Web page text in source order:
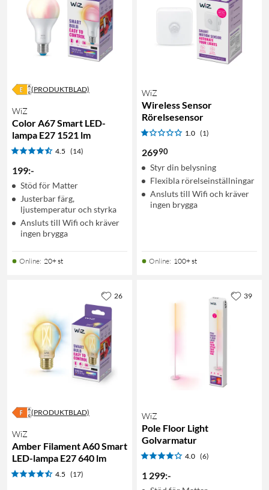
(PRODUKTBLAD)
WiZ
Color A67 Smart LED-
lampa E27 1521 lm
4.5 (14)
199:-
Stöd för Matter
Justerbar färg,
ljustemperatur och styrka
Ansluts till Wifi och kräver
ingen brygga
Online: 20+ st
WiZ
Wireless Sensor
Rörelsesensor
1.0 (1)
26990
Styr din belysning
Flexibla rörelseinställningar
Ansluts till Wifi och kräver
ingen brygga
Online: 100+ st
(PRODUKTBLAD)
WiZ
Amber Filament A60 Smart
LED-lampa E27 640 lm
4.5 (17)
26
WiZ
Pole Floor Light
Golvarmatur
4.0 (6)
1 299:-
39